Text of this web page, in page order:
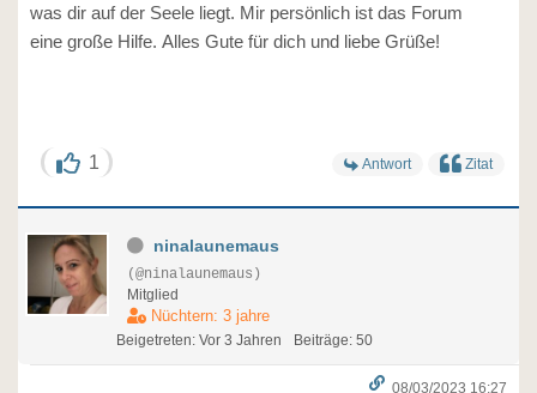
was dir auf der Seele liegt. Mir persönlich ist das Forum
eine große Hilfe. Alles Gute für dich und liebe Grüße!
1 Antwort Zitat
ninalaunemaus
(@ninalaunemaus)
Mitglied
Nüchtern: 3 jahre
Beigetreten: Vor 3 Jahren Beiträge: 50
08/03/2023 16:27